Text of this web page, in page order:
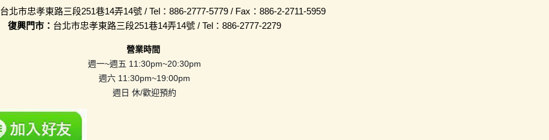
台北市忠孝東路三段251巷14弄14號 / Tel：886-2777-5779 / Fax：886-2-2711-5959
復興門市： 台北市忠孝東路三段251巷14弄14號 / Tel：886-2777-2279
營業時間
週一~週五 11:30pm~20:30pm
週六 11:30pm~19:00pm
週日 休/歡迎預約